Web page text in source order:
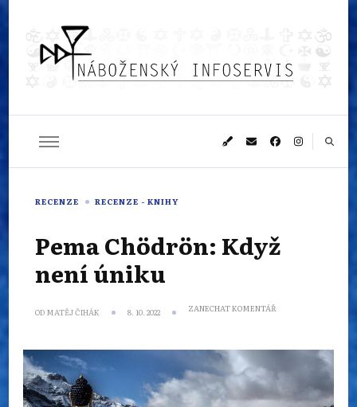
Náboženský
infoservis
RECENZE RECENZE - KNIHY
Pema Chödrön: Když
není úniku
OD MATĚJ ČIHÁK 8. 10. 2022 ZANECHAT KOMENTÁŘ
NENÍ